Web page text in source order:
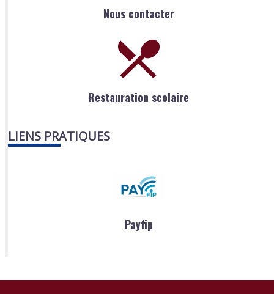
Nous contacter
Restauration scolaire
LIENS PRATIQUES
Payfip